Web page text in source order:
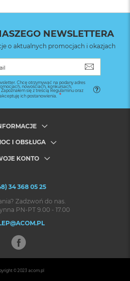
NEWSLETTERA
o aktualnych promocjach i okazjach
Chcę otrzymywać na podany adres
nowościach, konkursach,
się z treścią Regulaminu oraz
ich postanowienia.
I OBSŁUGA
KONTO
34 368 05 25
Zadzwoń do nas.
PN-PT 9.00 - 17.00
© 2023 acom.pl